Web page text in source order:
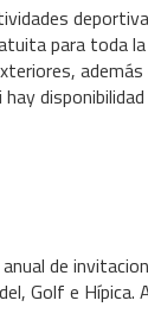
para toda
de
Golf e